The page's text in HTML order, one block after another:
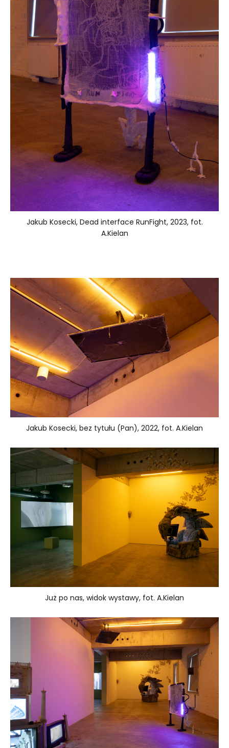
Jakub Kosecki, Dead interface RunFight, 2023, fot.
A.Kielan
Jakub Kosecki, bez tytułu (Pan), 2022, fot. A.Kielan
Już po nas, widok wystawy, fot. A.Kielan